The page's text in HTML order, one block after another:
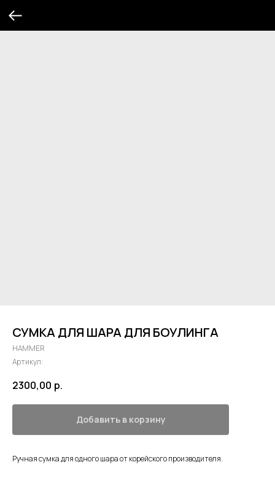
СУМКА ДЛЯ ШАРА ДЛЯ БОУЛИНГА
HAMMER
Артикул:
2300,00 р.
Добавить в корзину
Ручная сумка для одного шара от корейского производителя.